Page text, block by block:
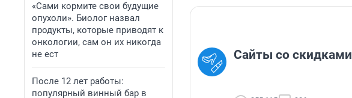
«Сами кормите свои будущие
опухоли». Биолог назвал
продукты, которые приводят к
онкологии, сам он их никогда
не ест
После 12 лет работы:
популярный винный бар в
Сайты со скидками